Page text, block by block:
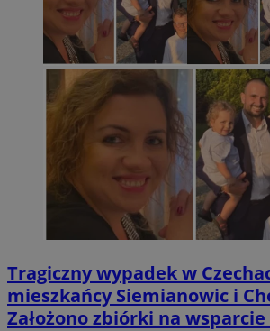
Tragiczny wypadek w
mieszkańcy Siemianowic i
Założono zbiórki na